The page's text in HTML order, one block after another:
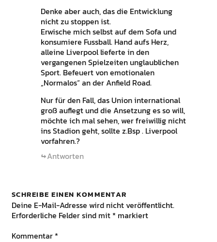
Denke aber auch, das die Entwicklung
nicht zu stoppen ist.
Erwische mich selbst auf dem Sofa und
konsumiere Fussball. Hand aufs Herz,
alleine Liverpool lieferte in den
vergangenen Spielzeiten unglaublichen
Sport. Befeuert von emotionalen
„Normalos“ an der Anfield Road.
Nur für den Fall, das Union international
groß auflegt und die Ansetzung es so will,
möchte ich mal sehen, wer freiwillig nicht
ins Stadion geht, sollte z.Bsp . Liverpool
vorfahren.?
Antworten
SCHREIBE EINEN KOMMENTAR
Deine E-Mail-Adresse wird nicht veröffentlicht.
Erforderliche Felder sind mit * markiert
Kommentar *